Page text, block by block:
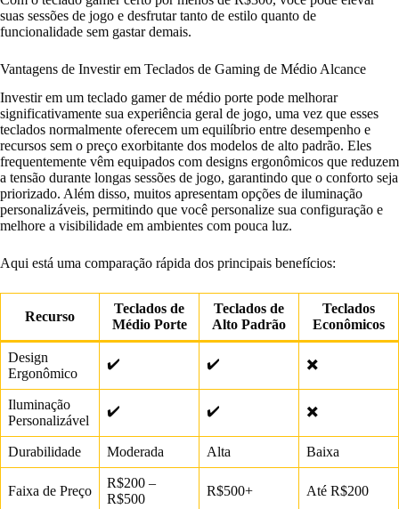
suas sessões de jogo e desfrutar tanto de estilo quanto de
funcionalidade sem gastar demais.
Vantagens de Investir em Teclados de Gaming de Médio Alcance
Investir em um teclado gamer de médio porte pode melhorar
significativamente sua experiência geral de jogo, uma vez que esses
teclados normalmente oferecem um equilíbrio entre desempenho e
recursos sem o preço exorbitante dos modelos de alto padrão. Eles
frequentemente vêm equipados com designs ergonômicos que reduzem
a tensão durante longas sessões de jogo, garantindo que o conforto seja
priorizado. Além disso, muitos apresentam opções de iluminação
personalizáveis, permitindo que você personalize sua configuração e
melhore a visibilidade em ambientes com pouca luz.
Aqui está uma comparação rápida dos principais benefícios:
Recurso
Teclados de
Médio Porte
Teclados de
Alto Padrão
Teclados
Econômicos
Design
Ergonômico
✔️ ✔️ ✖️
Iluminação
Personalizável
✔️ ✔️ ✖️
Durabilidade Moderada Alta Baixa
Faixa de Preço
R$200 –
R$500
R$500+ Até R$200